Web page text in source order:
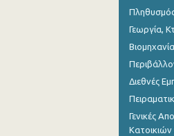
Γεωργία,
Διεθνές
Γενικές
Κατοικιών